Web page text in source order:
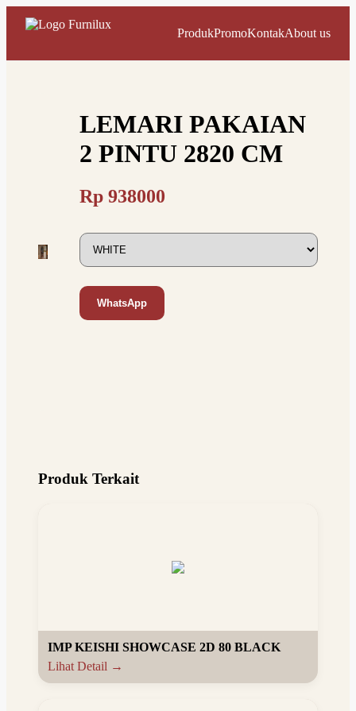
ProdukPromoKontakAbout us
LEMARI PAKAIAN
2 PINTU 2820 CM
Rp 938000
WhatsApp
Produk Terkait
IMP KEISHI SHOWCASE 2D 80 BLACK
Lihat Detail →